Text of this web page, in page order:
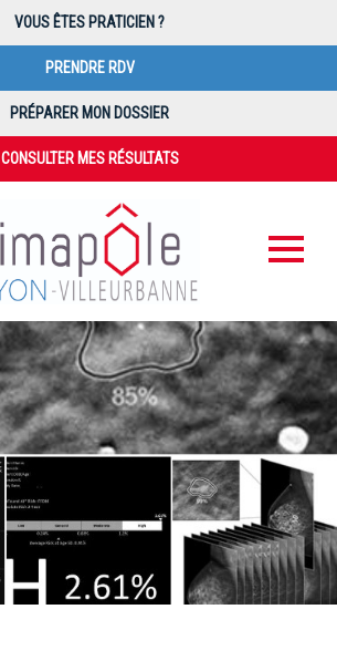
VOUS ÊTES PRATICIEN ?
PRENDRE RDV
PRÉPARER MON DOSSIER
CONSULTER MES RÉSULTATS
PAIEMENT EN LIGNE